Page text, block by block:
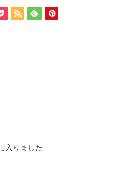
入りました